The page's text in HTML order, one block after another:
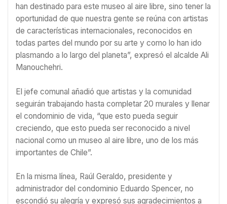
han destinado para este museo al aire libre, sino tener la
oportunidad de que nuestra gente se reúna con artistas
de características internacionales, reconocidos en
todas partes del mundo por su arte y como lo han ido
plasmando a lo largo del planeta”, expresó el alcalde Ali
Manouchehri.
El jefe comunal añadió que artistas y la comunidad
seguirán trabajando hasta completar 20 murales y llenar
el condominio de vida, “que esto pueda seguir
creciendo, que esto pueda ser reconocido a nivel
nacional como un museo al aire libre, uno de los más
importantes de Chile”.
En la misma línea, Raúl Geraldo, presidente y
administrador del condominio Eduardo Spencer, no
escondió su alegría y expresó sus agradecimientos a